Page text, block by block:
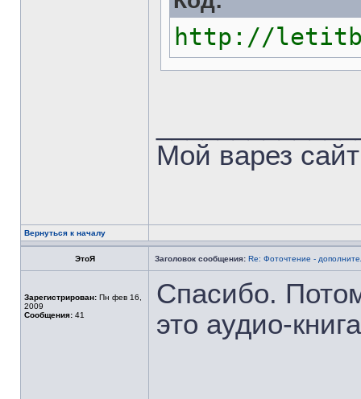
http://
Мой варез
Вернуться к началу
ЭтоЯ Заголовок сообщения: Re: Фоточтение -
Зарегистрирован: Пн фев 16,
2009
Сообщения: 41
Спасибо.
это аудио-